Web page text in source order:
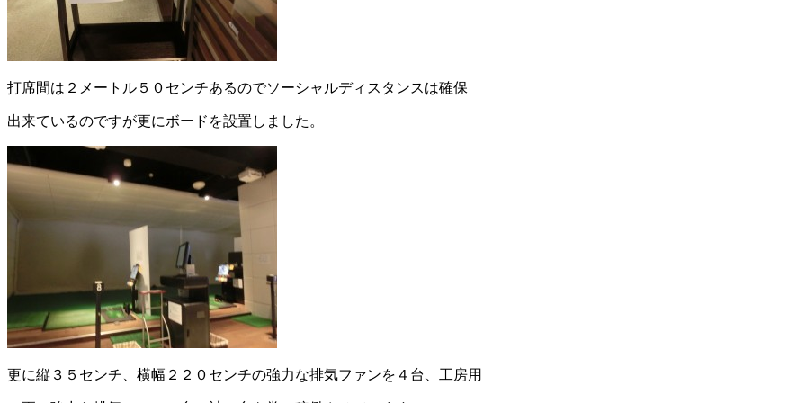
打席間は２メートル５０センチあるのでソーシャルディスタンスは確保
出来ているのですが更にボードを設置しました。
更に縦３５センチ、横幅２２０センチの強力な排気ファンを４台、工房用